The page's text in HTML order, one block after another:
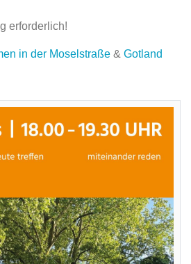
erforderlich!
in der Moselstraße & Gotland